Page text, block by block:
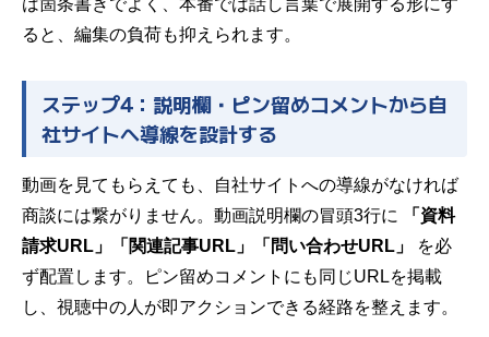
ると、編集の負荷も抑えられます。
ステップ4：説明欄・ピン留めコメントから自
社サイトへ導線を設計する
動画を見てもらえても、自社サイトへの導線がなければ
商談には繋がりません。動画説明欄の冒頭3行に
「資料
請求URL」「関連記事URL」「問い合わせURL」
を必
ず配置します。ピン留めコメントにも同じURLを掲載
し、視聴中の人が即アクションできる経路を整えます。